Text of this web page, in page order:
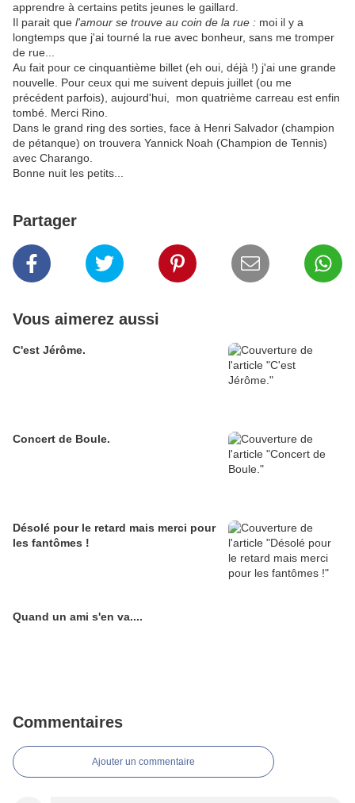
apprendre à certains petits jeunes le gaillard.
Il parait que l'amour se trouve au coin de la rue : moi il y a
longtemps que j'ai tourné la rue avec bonheur, sans me tromper
de rue...
Au fait pour ce cinquantième billet (eh oui, déjà !) j'ai une grande
nouvelle. Pour ceux qui me suivent depuis juillet (ou me
précédent parfois), aujourd'hui, mon quatrième carreau est enfin
tombé. Merci Rino.
Dans le grand ring des sorties, face à Henri Salvador (champion
de pétanque) on trouvera Yannick Noah (Champion de Tennis)
avec Charango.
Bonne nuit les petits...
Partager
Vous aimerez aussi
C'est Jérôme.
Concert de Boule.
Désolé pour le retard mais merci pour
les fantômes !
Quand un ami s'en va....
Commentaires
Ajouter un commentaire